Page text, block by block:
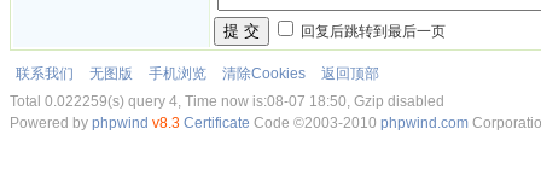
提 交 回复后跳转到最后一页
联系我们 无图版 手机浏览 清除Cookies
返回顶部
Total 0.022259(s) query 4, Time now is:08-07 18:50, Gzip disabled
Powered by phpwind v8.3 Certificate Code ©2003-2010 phpwind.com